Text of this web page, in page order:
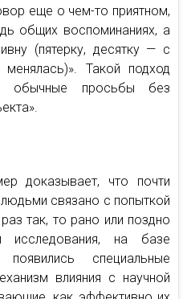
еще о чем-то приятном,
общих воспоминаниях, а
(пятерку, десятку — с
Такой подход
обычные просьбы без
доказывает, что почти
связано с попыткой
так, то рано или поздно
исследования, на базе
специальные
влияния с научной